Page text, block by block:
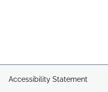
Accessibility Statement